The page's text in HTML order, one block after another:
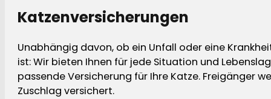
Katzenversicherungen
Unabhängig davon, ob ein Unfall oder eine
ist: Wir bieten Ihnen für jede Situation und
passende Versicherung für Ihre Katze. Freigänger
Zuschlag versichert.